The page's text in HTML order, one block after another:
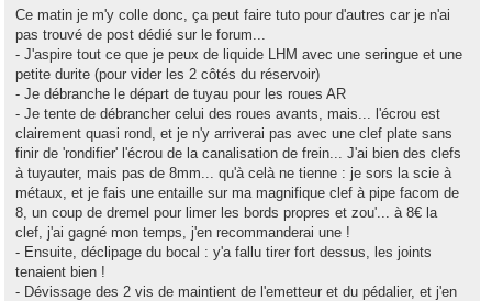
Ce matin je m'y colle donc, ça peut faire tuto pour d'autres car je n'ai
pas trouvé de post dédié sur le forum...
- J'aspire tout ce que je peux de liquide LHM avec une seringue et une
petite durite (pour vider les 2 côtés du réservoir)
- Je débranche le départ de tuyau pour les roues AR
- Je tente de débrancher celui des roues avants, mais... l'écrou est
clairement quasi rond, et je n'y arriverai pas avec une clef plate sans
finir de 'rondifier' l'écrou de la canalisation de frein... J'ai bien des clefs
à tuyauter, mais pas de 8mm... qu'à celà ne tienne : je sors la scie à
métaux, et je fais une entaille sur ma magnifique clef à pipe facom de
8, un coup de dremel pour limer les bords propres et zou'... à 8€ la
clef, j'ai gagné mon temps, j'en recommanderai une !
- Ensuite, déclipage du bocal : y'a fallu tirer fort dessus, les joints
tenaient bien !
- Dévissage des 2 vis de maintient de l'emetteur et du pédalier, et j'en